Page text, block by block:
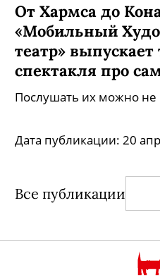
От Хармса до
«Мобильный
театр»
спектакля про
Послушать их можно не
Дата публикации: 20
Все публикации